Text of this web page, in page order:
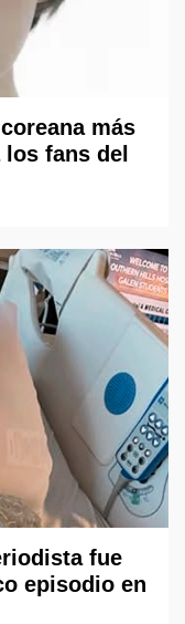
más
fans del
fue
episodio en